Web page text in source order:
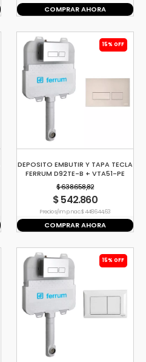
COMPRAR AHORA
15% OFF
DEPOSITO EMBUTIR Y TAPA TECLA
FERRUM D92TE-B + VTA51-PE
$ 638.658,82
$ 542.860
Precio s/imp. nac. $ 448.644,63
COMPRAR AHORA
15% OFF